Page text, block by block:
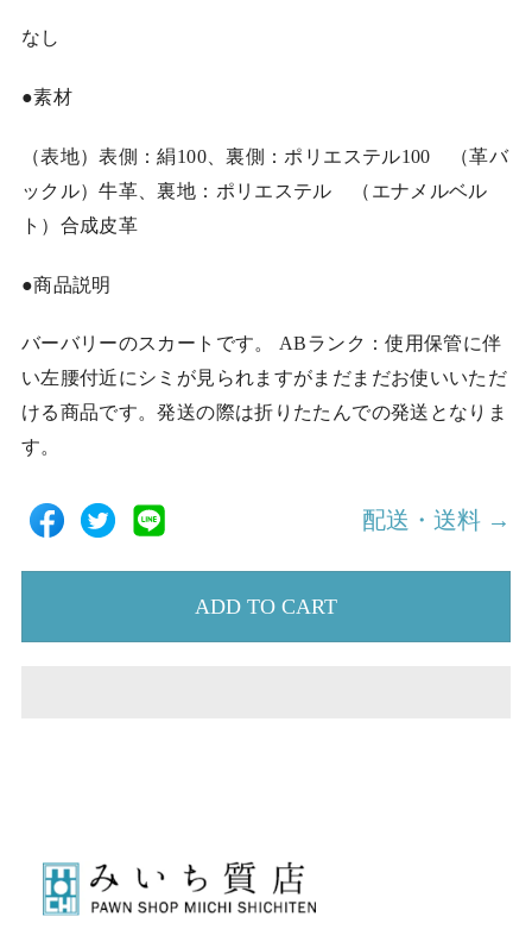
なし
●素材
（表地）表側：絹100、裏側：ポリエステル100 （革バ
ックル）牛革、裏地：ポリエステル （エナメルベル
ト）合成皮革
●商品説明
バーバリーのスカートです。 ABランク：使用保管に伴
い左腰付近にシミが見られますがまだまだお使いいただ
ける商品です。発送の際は折りたたんでの発送となりま
す。
配送・送料 →
ADD TO CART